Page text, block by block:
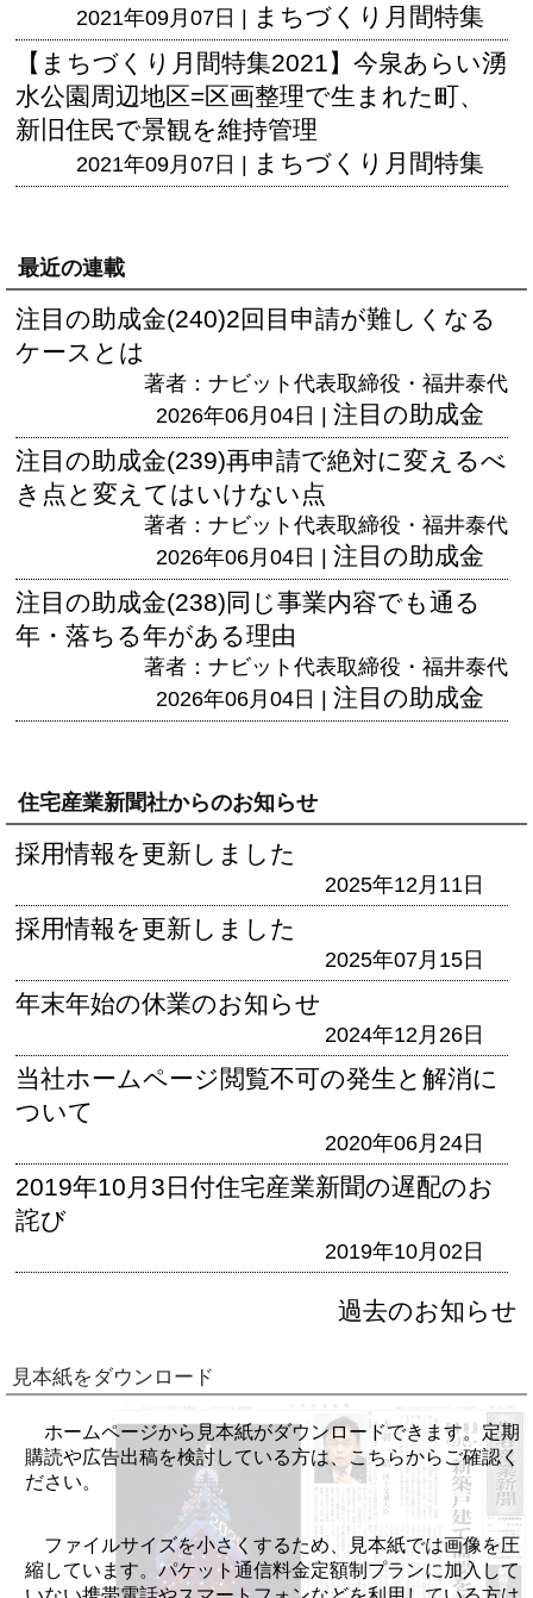
2021年09月07日 | まちづくり月間特集
【まちづくり月間特集2021】今泉あらい湧
水公園周辺地区=区画整理で生まれた町、
新旧住民で景観を維持管理
2021年09月07日 | まちづくり月間特集
最近の連載
注目の助成金(240)2回目申請が難しくなる
ケースとは
著者：ナビット代表取締役・福井泰代
2026年06月04日 | 注目の助成金
注目の助成金(239)再申請で絶対に変えるべ
き点と変えてはいけない点
著者：ナビット代表取締役・福井泰代
2026年06月04日 | 注目の助成金
注目の助成金(238)同じ事業内容でも通る
年・落ちる年がある理由
著者：ナビット代表取締役・福井泰代
2026年06月04日 | 注目の助成金
住宅産業新聞社からのお知らせ
採用情報を更新しました
2025年12月11日
採用情報を更新しました
2025年07月15日
年末年始の休業のお知らせ
2024年12月26日
当社ホームページ閲覧不可の発生と解消に
ついて
2020年06月24日
2019年10月3日付住宅産業新聞の遅配のお
詫び
2019年10月02日
過去のお知らせ
見本紙をダウンロード
ホームページから見本紙がダウンロードできます。定期
購読や広告出稿を検討している方は、こちらからご確認く
ださい。
ファイルサイズを小さくするため、見本紙では画像を圧
縮しています。パケット通信料金定額制プランに加入して